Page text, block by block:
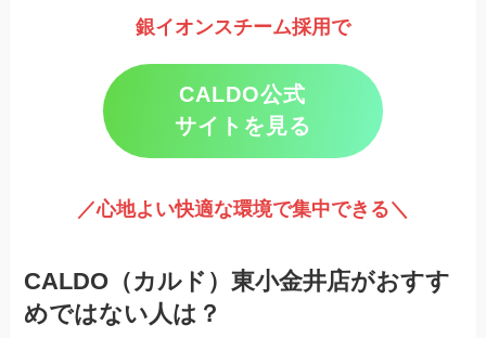
銀イオンスチーム採用で
CALDO公式
サイトを見る
／心地よい快適な環境で集中できる＼
CALDO（カルド）東小金井店がおすす
めではない人は？